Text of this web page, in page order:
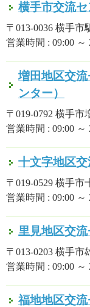
横手市交流
〒013-0036 横手
営業時間 : 09:00
増田地区交
ンター）
〒019-0792 横手
営業時間 : 09:00
十文字地区
〒019-0529 横手
営業時間 : 09:00
里見地区交
〒013-0203 横手市
営業時間 : 09:00
福地地区交